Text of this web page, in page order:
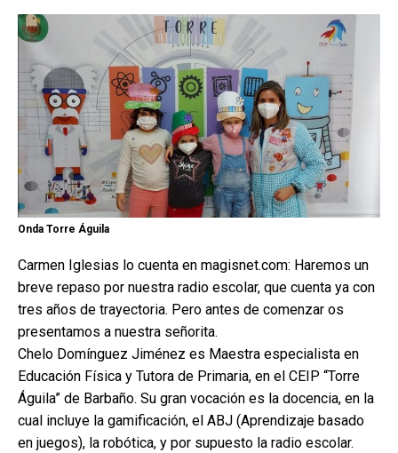
Onda Torre Águila
Carmen Iglesias lo cuenta en magisnet.com: Haremos un
breve repaso por nuestra radio escolar, que cuenta ya con
tres años de trayectoria. Pero antes de comenzar os
presentamos a nuestra señorita.
Chelo Domínguez Jiménez es Maestra especialista en
Educación Física y Tutora de Primaria, en el CEIP “Torre
Águila” de Barbaño. Su gran vocación es la docencia, en la
cual incluye la gamificación, el ABJ (Aprendizaje basado
en juegos), la robótica, y por supuesto la radio escolar.